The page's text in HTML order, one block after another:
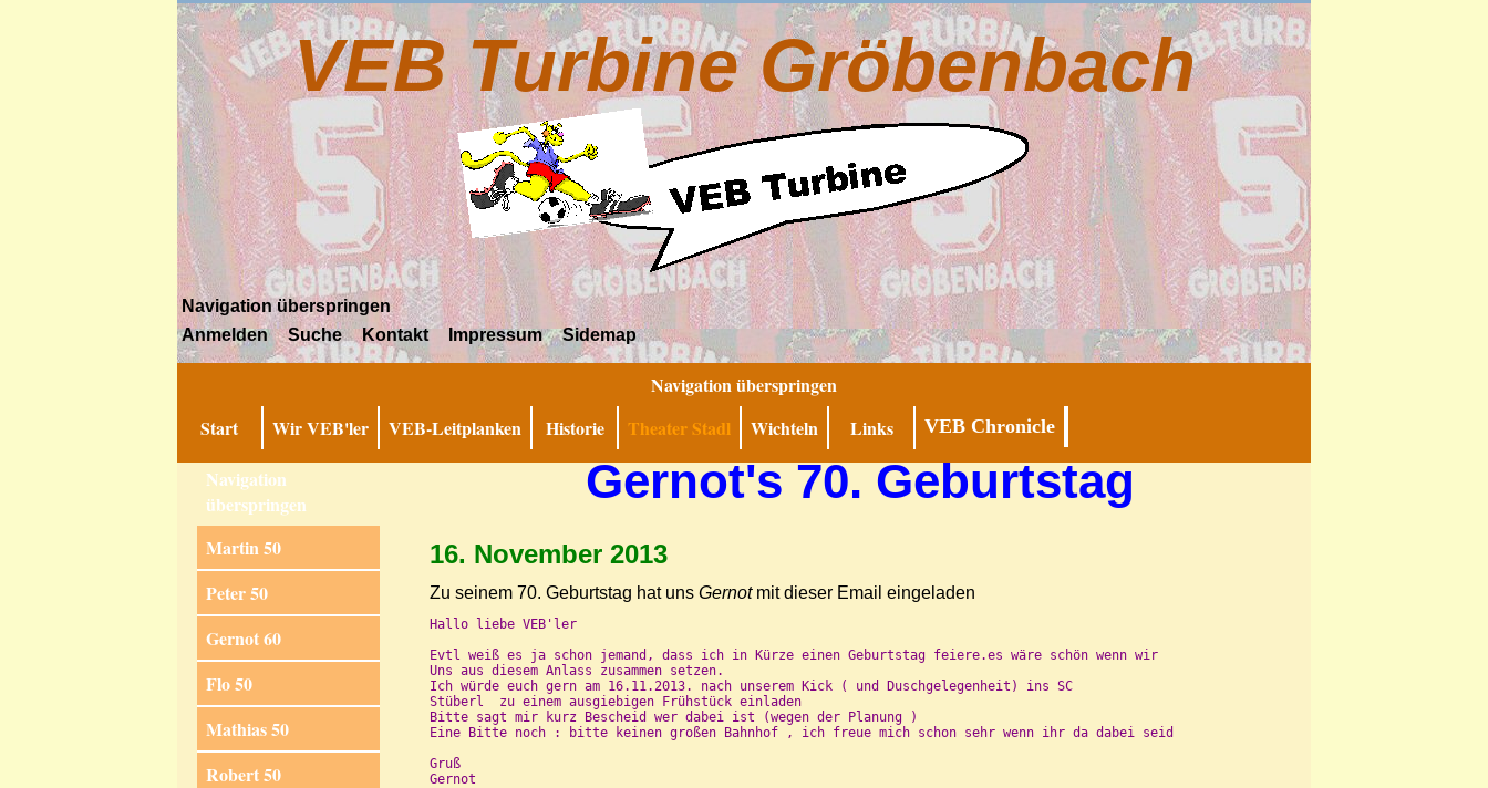
VEB Turbine Gröbenbach
Navigation überspringen
Anmelden
Suche Kontakt Impressum Sidemap
Navigation überspringen
Start
Wir VEB'ler VEB-Leitplanken Historie Theater Stadl Wichteln Links VEB Chronicle
Navigation
überspringen
Martin 50
Peter 50
Gernot 60
Flo 50
Mathias 50
Robert 50
Gernot's 70. Geburtstag
16. November 2013
Zu seinem 70. Geburtstag hat uns Gernot mit dieser Email eingeladen
Hallo liebe VEB'ler
Evtl weiß es ja schon jemand, dass ich in Kürze einen Geburtstag feiere.es wäre schön wenn wir
Uns aus diesem Anlass zusammen setzen.
Ich würde euch gern am 16.11.2013. nach unserem Kick ( und Duschgelegenheit) ins SC
Stüberl  zu einem ausgiebigen Frühstück einladen
Bitte sagt mir kurz Bescheid wer dabei ist (wegen der Planung )
Eine Bitte noch : bitte keinen großen Bahnhof , ich freue mich schon sehr wenn ihr da dabei seid
Gruß
Gernot